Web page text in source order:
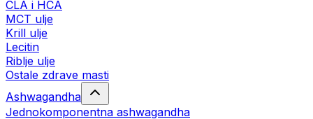
CLA i HCA
MCT ulje
Krill ulje
Lecitin
Riblje ulje
Ostale zdrave masti
Ashwagandha
Jednokomponentna ashwagandha